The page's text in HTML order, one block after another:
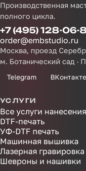
Производственная
полного цикла.
+7 (495) 128-06-
order@embstudio.ru
Москва, проезд
м. Ботанический сад ·
Telegram ВКонтакте
УСЛУГИ
Все услуги нанесения
DTF-печать
УФ-DTF печать
Машинная вышивка
Лазерная гравировка
Шевроны и нашивки